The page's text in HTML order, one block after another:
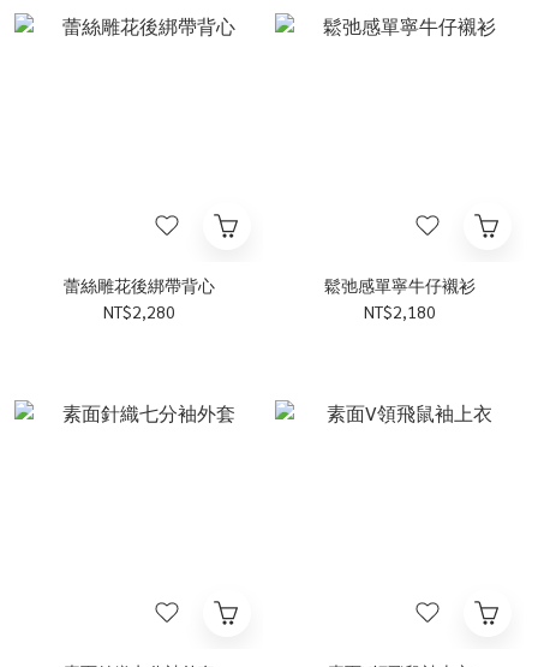
蕾絲雕花後綁帶背心
NT$2,280
鬆弛感單寧牛仔襯衫
NT$2,180